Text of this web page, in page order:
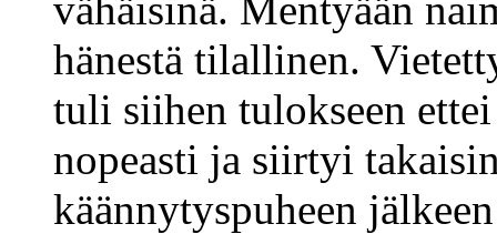
hänestä tilallinen.
tuli siihen tulokseen
nopeasti ja siirtyi
käännytyspuheen